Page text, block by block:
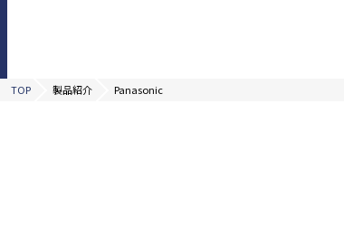
TOP 製品紹介 Panasonic